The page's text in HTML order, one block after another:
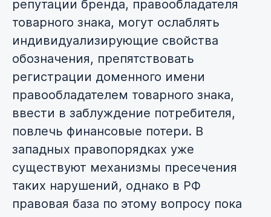
репутации бренда, правообладателя
товарного знака, могут ослаблять
индивидуализирующие свойства
обозначения, препятствовать
регистрации доменного имени
правообладателем товарного знака,
ввести в заблуждение потребителя,
повлечь финансовые потери. В
западных правопорядках уже
существуют механизмы пресечения
таких нарушений, однако в РФ
правовая база по этому вопросу пока